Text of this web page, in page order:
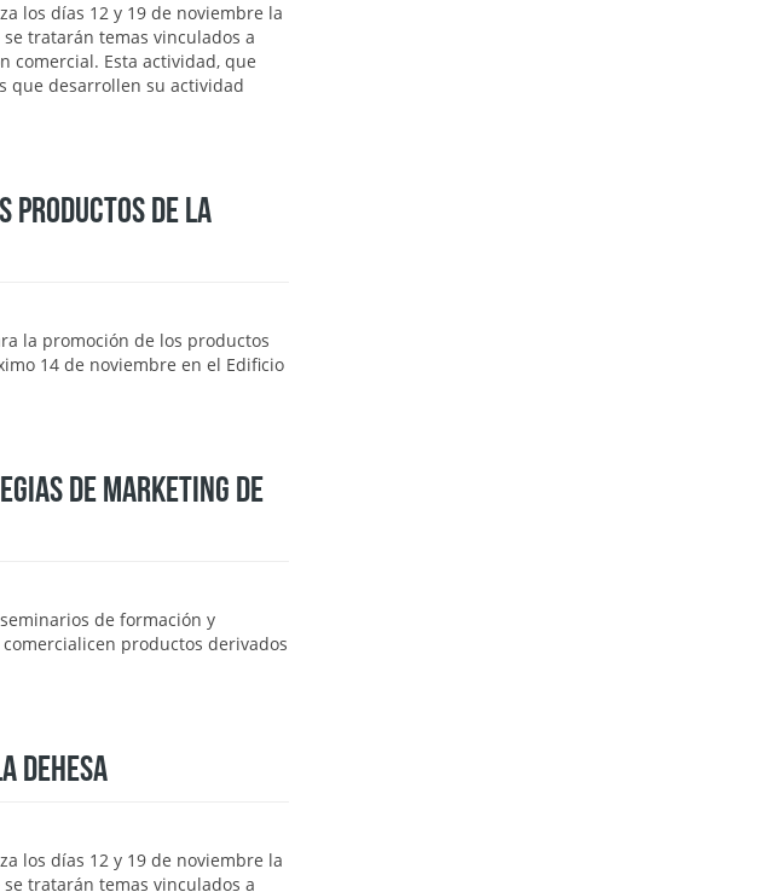
los días 12 y 19 de noviembre la
tratarán temas vinculados a
comercial. Esta actividad, que
que desarrollen su actividad
PRODUCTOS DE LA
la promoción de los productos
14 de noviembre en el Edificio
DE MARKETING DE
de formación y
productos derivados
DEHESA
los días 12 y 19 de noviembre la
tratarán temas vinculados a